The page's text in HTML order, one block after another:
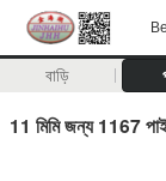
বাড়ি
11 মিমি জন্য 1167